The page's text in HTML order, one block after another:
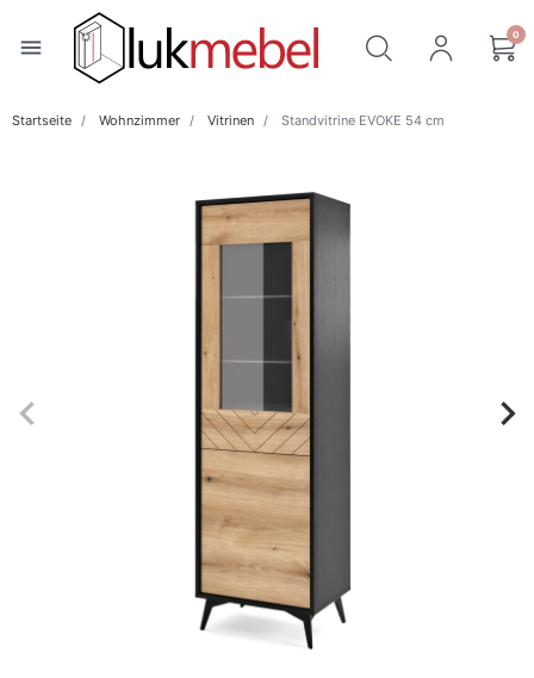
menu 0
Startseite Wohnzimmer Vitrinen Standvitrine EVOKE 54 cm
Zurück
keyboard_arrow_left keyboard_arrow_right